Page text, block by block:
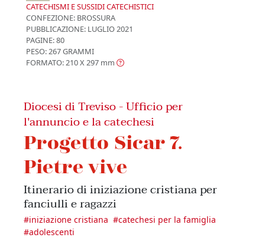
CATECHISMI E SUSSIDI CATECHISTICI
CONFEZIONE: BROSSURA
PUBBLICAZIONE: LUGLIO 2021
PAGINE: 80
PESO: 267 GRAMMI
FORMATO: 210 X 297 mm
Diocesi di Treviso - Ufficio per
l'annuncio e la catechesi
Progetto Sicar 7.
Pietre vive
Itinerario di iniziazione cristiana per
fanciulli e ragazzi
#iniziazione cristiana #catechesi per la famiglia
#adolescenti